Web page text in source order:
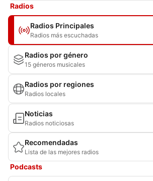
Radios
Radios Principales
Radios más escuchadas
Radios por género
15 géneros musicales
Radios por regiones
Radios locales
Noticias
Radios noticiosas
Recomendadas
Lista de las mejores radios
Podcasts